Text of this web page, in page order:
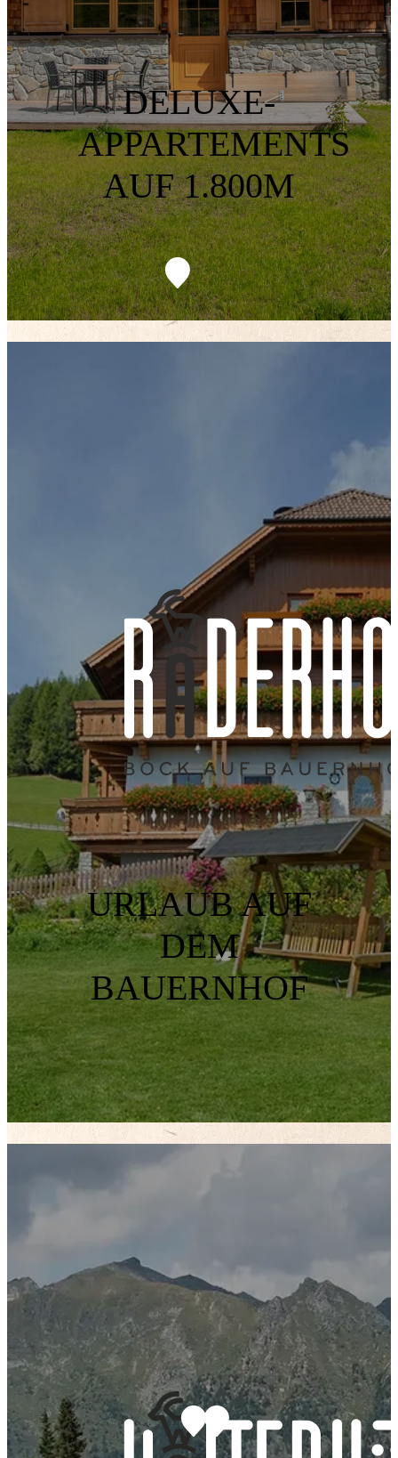
DELUXE-
APPARTEMENTS
AUF 1.800M
6 Premium-
Appartements
mit privatem
Hottub und
Terrasse
Ski- und
Wandergebiet
direkt vor der
Tür
Wellnessbereich
mit Sauna und
Ruhekojen
URLAUB AUF
DEM
BAUERNHOF